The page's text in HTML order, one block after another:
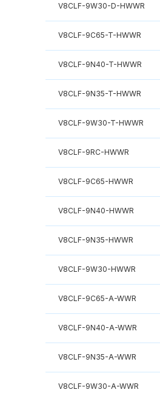
V8CLF-9W30-D-HWWR
V8CLF-9C65-T-HWWR
V8CLF-9N40-T-HWWR
V8CLF-9N35-T-HWWR
V8CLF-9W30-T-HWWR
V8CLF-9RC-HWWR
V8CLF-9C65-HWWR
V8CLF-9N40-HWWR
V8CLF-9N35-HWWR
V8CLF-9W30-HWWR
V8CLF-9C65-A-WWR
V8CLF-9N40-A-WWR
V8CLF-9N35-A-WWR
V8CLF-9W30-A-WWR